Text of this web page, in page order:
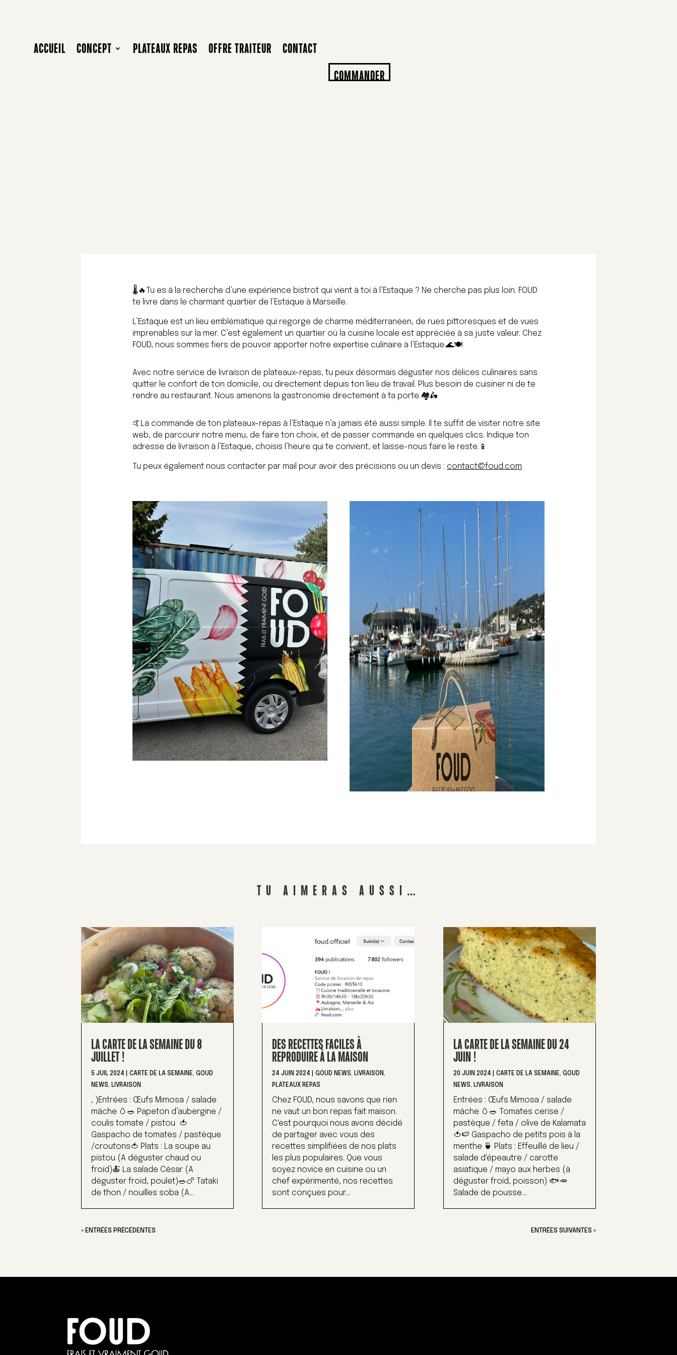
ACCUEIL CONCEPT PLATEAUX REPAS OFFRE TRAITEUR
CONTACT
COMMANDER
🌡️🔥Tu es à la recherche d’une expérience bistrot qui vient à toi à l’Estaque ? Ne cherche pas plus loin. FOUD
te livre dans le charmant quartier de l’Estaque à Marseille.
L’Estaque est un lieu emblématique qui regorge de charme méditerranéen, de rues pittoresques et de vues
imprenables sur la mer. C’est également un quartier où la cuisine locale est appréciée à sa juste valeur. Chez
FOUD, nous sommes fiers de pouvoir apporter notre expertise culinaire à l’Estaque.🌊🍽️
Avec notre service de livraison de plateaux-repas, tu peux désormais déguster nos délices culinaires sans
quitter le confort de ton domicile, ou directement depuis ton lieu de travail. Plus besoin de cuisiner ni de te
rendre au restaurant. Nous amenons la gastronomie directement à ta porte.🏘️🛵
🤙La commande de ton plateaux-repas à l’Estaque n’a jamais été aussi simple. Il te suffit de visiter notre site
web, de parcourir notre menu, de faire ton choix, et de passer commande en quelques clics. Indique ton
adresse de livraison à l’Estaque, choisis l’heure qui te convient, et laisse-nous faire le reste.📱
Tu peux également nous contacter par mail pour avoir des précisions ou un devis : contact@foud.com
TU AIMERAS AUSSI…
LA CARTE DE LA SEMAINE DU 8
JUILLET !
5 JUIL 2024 |CARTE DE LA SEMAINE,GOUD
NEWS, LIVRAISON
, )Entrées : Œufs Mimosa / salade
mâche 🥚🥗 Papeton d’aubergine /
coulis tomate / pistou 🍅
Gaspacho de tomates / pastèque
/croutons🍅 Plats : La soupe au
pistou (A déguster chaud ou
froid)🍝 La salade César (A
déguster froid, poulet)🥗🍗 Tataki
de thon / nouilles soba (A...
DES RECETTES FACILES À
REPRODUIRE À LA MAISON
24 JUIN 2024 |GOUD NEWS, LIVRAISON,
PLATEAUX REPAS
Chez FOUD, nous savons que rien
ne vaut un bon repas fait maison.
C'est pourquoi nous avons décidé
de partager avec vous des
recettes simplifiées de nos plats
les plus populaires. Que vous
soyez novice en cuisine ou un
chef expérimenté, nos recettes
sont conçues pour...
LA CARTE DE LA SEMAINE DU 24
JUIN !
20 JUIN 2024 CARTE DE LA SEMAINE, GOUD
NEWS, LIVRAISON
Entrées : Œufs Mimosa / salade
mâche 🥚🥗 Tomates cerise /
pastèque / feta / olive de Kalamata
🍅🍉 Gaspacho de petits pois à la
menthe 🍵 Plats : Effeuillé de lieu /
salade d'épeautre / carotte
asiatique / mayo aux herbes (à
déguster froid, poisson) 🐟🥕
Salade de pousse...
« ENTRÉES PRÉCÉDENTES ENTRÉES SUIVANTES »